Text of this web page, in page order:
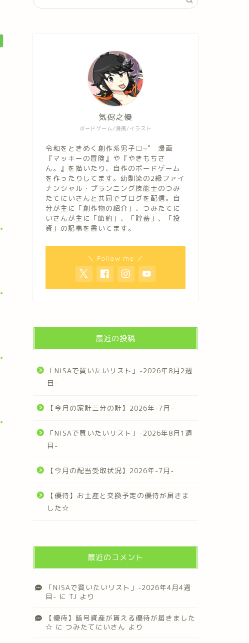
ボードゲーム/漫画/イラスト
気侭之優
令和をときめく創作系男子□~゜ 漫画
『マッキーの冒険』や『やきもちさ
ん。』を描いたり、自作のボードゲーム
を作ったりしてます。幼馴染の2級ファイ
ナンシャル・プランニング技能士のつみ
たてにいさんと共同でブログを配信。自
分が主に「創作物の紹介」、つみたてに
いさんが主に「節約」、「貯蓄」、「投
資」の記事を書いてます。
＼ Follow me ／
最近の投稿
「NISAで買いたいリスト」-2026年8月2週
目-
【今月の家計三分の計】2026年-7月-
「NISAで買いたいリスト」-2026年8月1週
目-
【今月の配当受取状況】2026年-7月-
【優待】お土産と交換予定の優待が届きま
した☆
最近のコメント
「NISAで買いたいリスト」-2026年4月4週
目- に TJ より
【優待】暗号資産が貰える優待が届きました
☆ に つみたてにいさん より